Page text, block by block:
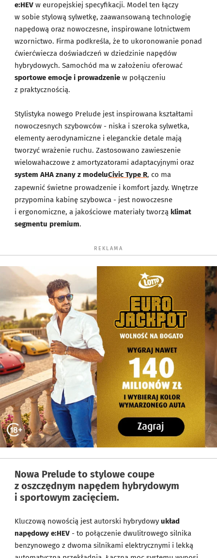
e:HEV w europejskiej specyfikacji. Model ten łączy
w sobie stylową sylwetkę, zaawansowaną technologię
napędową oraz nowoczesne, inspirowane lotnictwem
wzornictwo. Firma podkreśla, że to ukoronowanie ponad
ćwierćwiecza doświadczeń w dziedzinie napędów
hybrydowych. Samochód ma w założeniu oferować
sportowe emocje i prowadzenie w połączeniu
z praktycznością.
Stylistyka nowego Prelude jest inspirowana kształtami
nowoczesnych szybowców - niska i szeroka sylwetka,
elementy aerodynamiczne i eleganckie detale mają
tworzyć wrażenie ruchu. Zastosowano zawieszenie
wielowahaczowe z amortyzatorami adaptacyjnymi oraz
system AHA znany z modeluCivic Type R, co ma
zapewnić świetne prowadzenie i komfort jazdy. Wnętrze
przypomina kabinę szybowca - jest nowoczesne
i ergonomiczne, a jakościowe materiały tworzą klimat
segmentu premium.
REKLAMA
Nowa Prelude to stylowe coupe
z oszczędnym napędem hybrydowym
i sportowym zacięciem.
Kluczową nowością jest autorski hybrydowy układ
napędowy e:HEV - to połączenie dwulitrowego silnika
benzynowego z dwoma silnikami elektrycznymi i lekką